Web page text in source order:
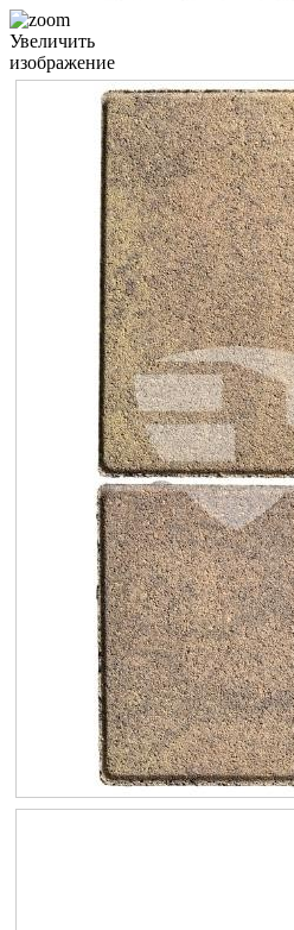
Увеличить
изображение